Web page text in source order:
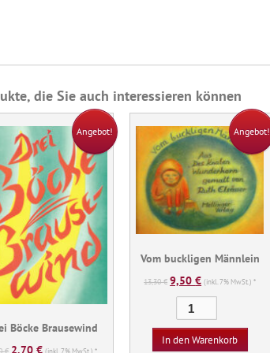
die Sie auch interessieren können
Angebot!
Böcke Brausewind
Ursprünglicher
2,70 €Aktueller
(inkl. 7% MwSt.) *
Angebot!
Vom buckligen Männlein
13,30€ Ursprünglicher
Preis
13,30 €
9,50€Aktueller
Preis
9,50 €.
(inkl. 7% MwSt.) *
buckligen
Männlein
In den Warenkorb